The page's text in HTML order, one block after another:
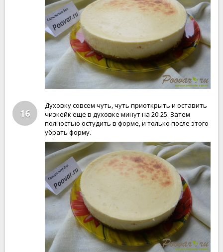
16
Духовку совсем чуть, чуть приоткрыть и оставить
чизкейк еще в духовке минут на 20-25. Затем
полностью остудить в форме, и только после этого
убрать форму.